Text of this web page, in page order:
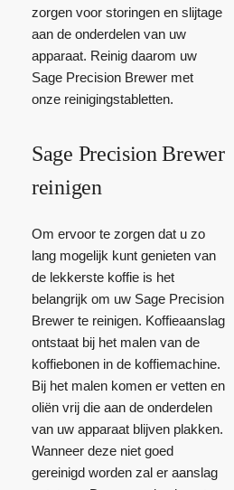
zorgen voor storingen en slijtage
aan de onderdelen van uw
apparaat. Reinig daarom uw
Sage Precision Brewer met
onze reinigingstabletten.
Sage Precision Brewer
reinigen
Om ervoor te zorgen dat u zo
lang mogelijk kunt genieten van
de lekkerste koffie is het
belangrijk om uw Sage Precision
Brewer te reinigen. Koffieaanslag
ontstaat bij het malen van de
koffiebonen in de koffiemachine.
Bij het malen komen er vetten en
oliën vrij die aan de onderdelen
van uw apparaat blijven plakken.
Wanneer deze niet goed
gereinigd worden zal er aanslag